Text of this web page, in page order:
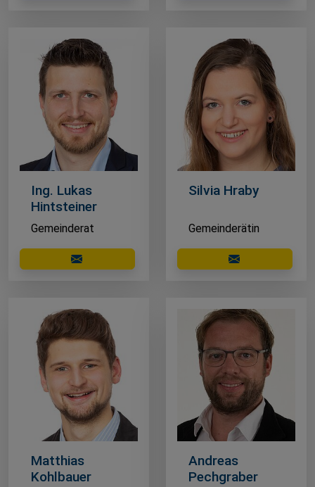
Ing. Lukas
Hintsteiner
Gemeinderat
E-Mail schreiben
Silvia Hraby
Gemeinderätin
E-Mail
Matthias
Kohlbauer
Andreas
Pechgraber